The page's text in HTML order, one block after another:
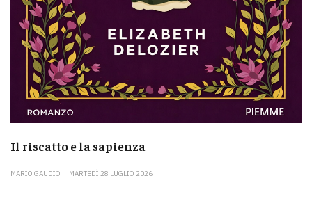
Il riscatto e la sapienza
MARIO GAUDIO MARTEDÌ 28 LUGLIO 2026